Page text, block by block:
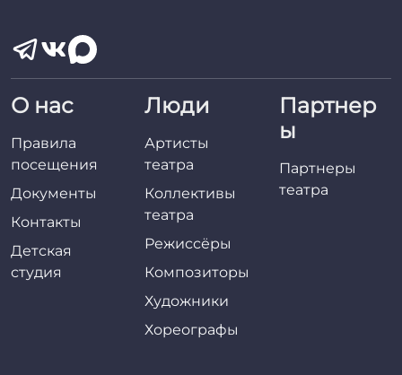
О нас
Правила
посещения
Документы
Контакты
Детская
студия
Люди
Артисты
театра
Коллективы
театра
Режиссёры
Композиторы
Художники
Хореографы
Партнер
ы
Партнеры
театра